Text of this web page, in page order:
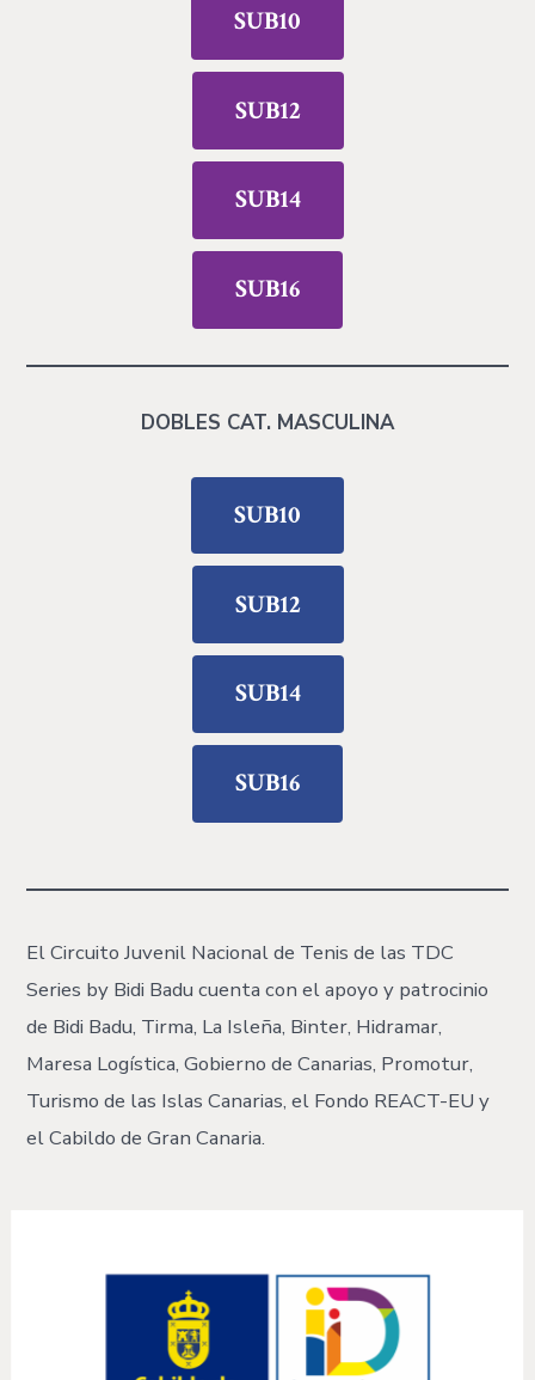
SUB10
SUB12
SUB14
SUB16
DOBLES CAT. MASCULINA
SUB10
SUB12
SUB14
SUB16
El Circuito Juvenil Nacional de Tenis de las TDC
Series by Bidi Badu cuenta con el apoyo y patrocinio
de Bidi Badu, Tirma, La Isleña, Binter, Hidramar,
Maresa Logística, Gobierno de Canarias, Promotur,
Turismo de las Islas Canarias, el Fondo REACT-EU y
el Cabildo de Gran Canaria.